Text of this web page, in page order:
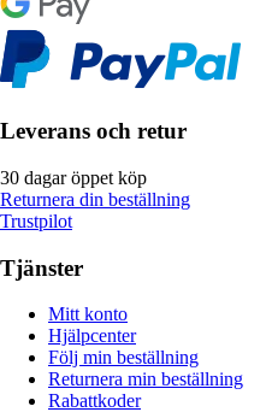
Leverans och retur
30 dagar öppet köp
Returnera din beställning
Trustpilot
Tjänster
Mitt konto
Hjälpcenter
Följ min beställning
Returnera min beställning
Rabattkoder